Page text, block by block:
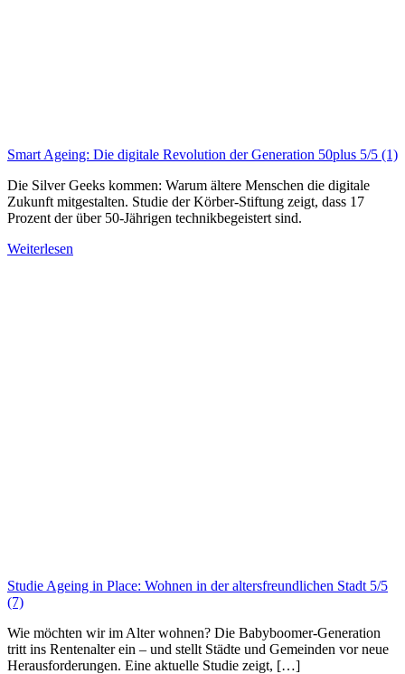
Smart Ageing: Die digitale Revolution der Generation 50plus 5/5 (1)
Die Silver Geeks kommen: Warum ältere Menschen die digitale
Zukunft mitgestalten. Studie der Körber-Stiftung zeigt, dass 17
Prozent der über 50-Jährigen technikbegeistert sind.
Weiterlesen
Studie Ageing in Place: Wohnen in der altersfreundlichen Stadt 5/5
(7)
Wie möchten wir im Alter wohnen? Die Babyboomer-Generation
tritt ins Rentenalter ein – und stellt Städte und Gemeinden vor neue
Herausforderungen. Eine aktuelle Studie zeigt, […]